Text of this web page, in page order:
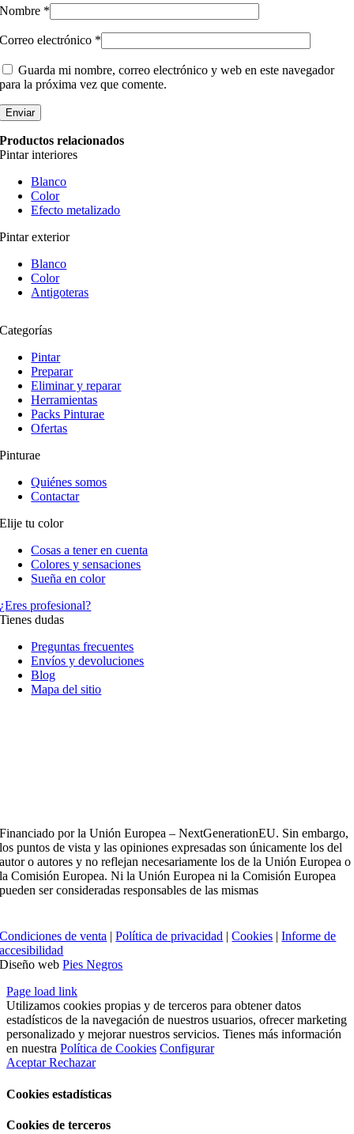
Nombre *
Correo electrónico *
Guarda mi nombre, correo electrónico y web en este navegador
para la próxima vez que comente.
Productos relacionados
Pintar interiores
Blanco
Color
Efecto metalizado
Pintar exterior
Blanco
Color
Antigoteras
Categorías
Pintar
Preparar
Eliminar y reparar
Herramientas
Packs Pinturae
Ofertas
Pinturae
Quiénes somos
Contactar
Elije tu color
Cosas a tener en cuenta
Colores y sensaciones
Sueña en color
¿Eres profesional?
Tienes dudas
Preguntas frecuentes
Envíos y devoluciones
Blog
Mapa del sitio
Financiado por la Unión Europea – NextGenerationEU. Sin embargo,
los puntos de vista y las opiniones expresadas son únicamente los del
autor o autores y no reflejan necesariamente los de la Unión Europea o
la Comisión Europea. Ni la Unión Europea ni la Comisión Europea
pueden ser consideradas responsables de las mismas
Condiciones de venta |Política de privacidad |Cookies |Informe de
accesibilidad
Diseño webPies Negros
Page load link
Utilizamos cookies propias y de terceros para obtener datos
estadísticos de la navegación de nuestros usuarios, ofrecer marketing
personalizado y mejorar nuestros servicios. Tienes más información
en nuestra Política de Cookies Configurar
AceptarRechazar
Cookies estadísticas
Cookies de terceros